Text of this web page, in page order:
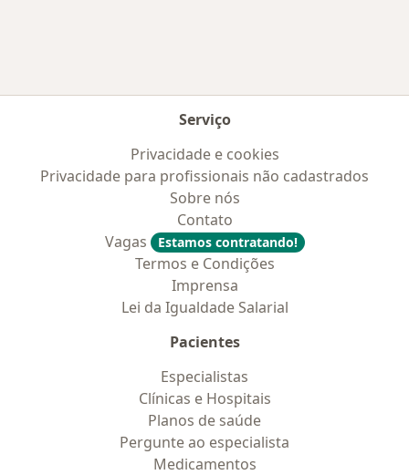
Serviço
Privacidade e cookies
Privacidade para profissionais não cadastrados
Sobre nós
Contato
Vagas
Estamos contratando!
Termos e Condições
Imprensa
Lei da Igualdade Salarial
Pacientes
Especialistas
Clínicas e Hospitais
Planos de saúde
Pergunte ao especialista
Medicamentos